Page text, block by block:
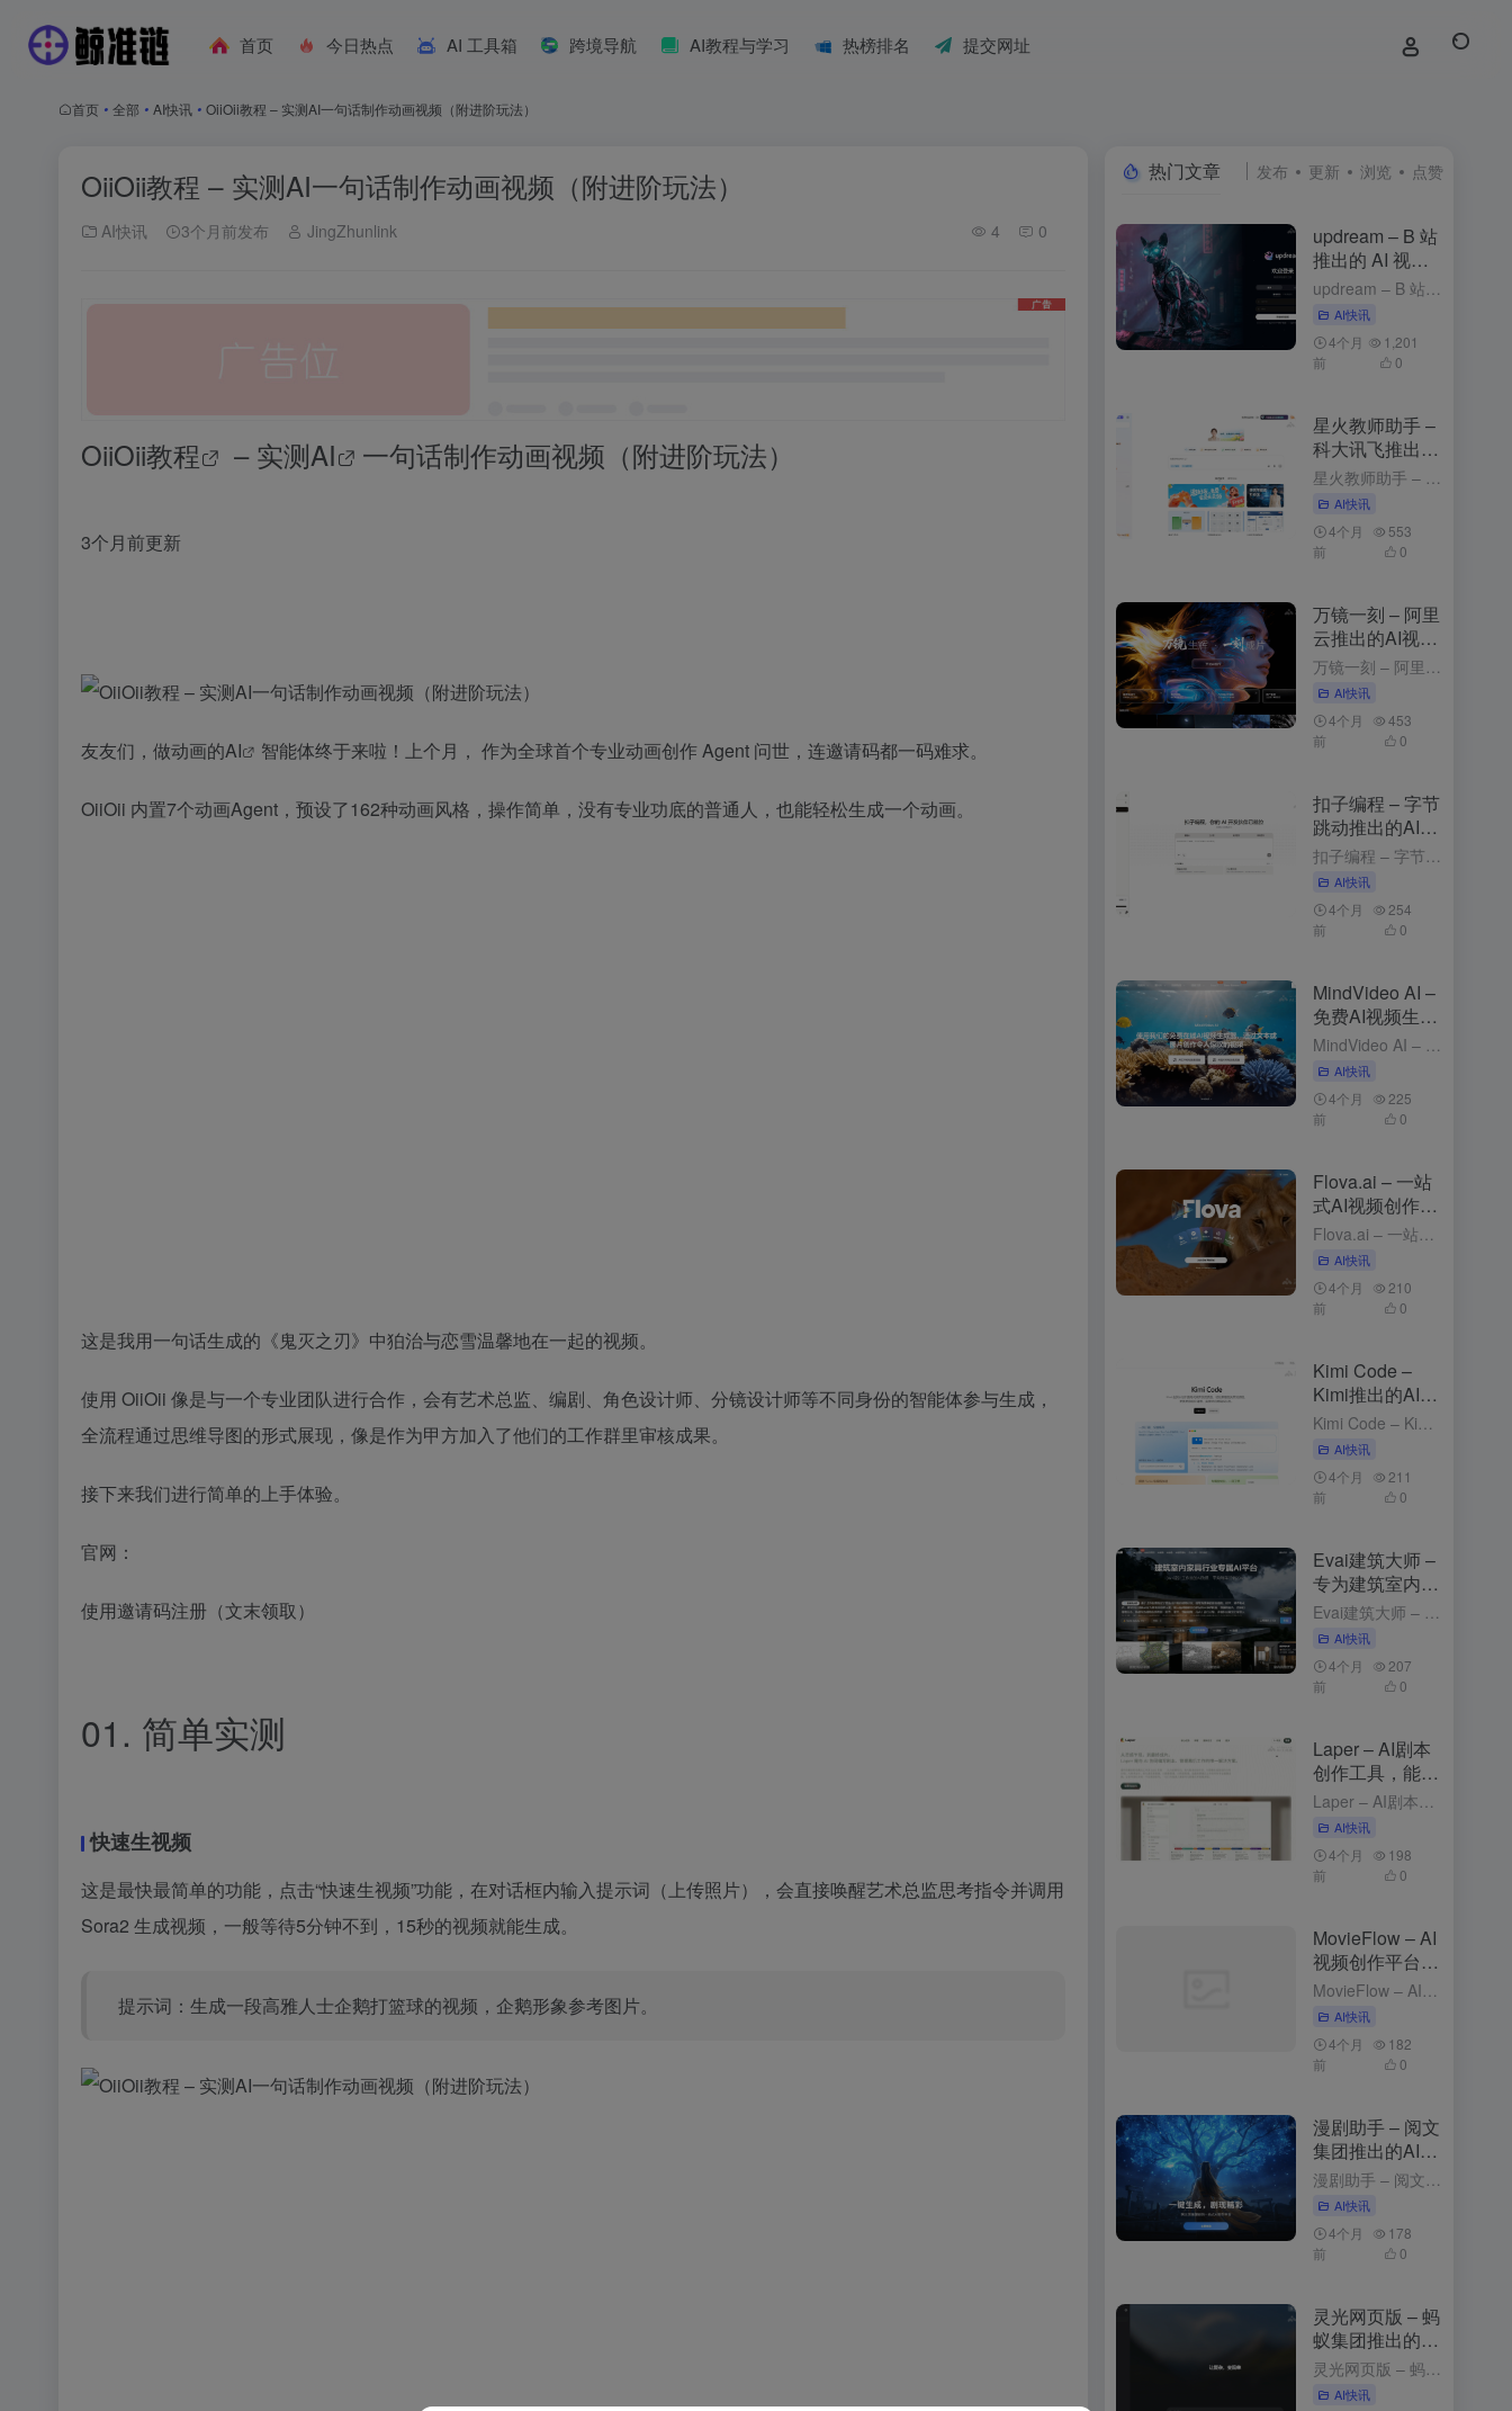
首页 今日热点 AI 工具箱 跨境导航 AI教程与学习 热榜排名 提交网址
首页 • 全部 • AI快讯 • OiiOii教程 – 实测AI一句话制作动画视频（附进阶玩法）
OiiOii教程 – 实测AI一句话制作动画视频（附进阶玩法）
AI快讯 3个月前发布 JingZhunlink 4 0
OiiOii教程 – 实测AI 一句话制作动画视频（附进阶玩法）
3个月前更新
友友们，做动画的AI 智能体终于来啦！上个月， 作为全球首个专业动画创作 Agent 问世，连邀请码都一码难求。
OiiOii 内置7个动画Agent，预设了162种动画风格，操作简单，没有专业功底的普通人，也能轻松生成一个动画。
这是我用一句话生成的《鬼灭之刃》中狛治与恋雪温馨地在一起的视频。
使用 OiiOii 像是与一个专业团队进行合作，会有艺术总监、编剧、角色设计师、分镜设计师等不同身份的智能体参与生成，
全流程通过思维导图的形式展现，像是作为甲方加入了他们的工作群里审核成果。
接下来我们进行简单的上手体验。
官网：
使用邀请码注册（文末领取）
01. 简单实测
快速生视频
这是最快最简单的功能，点击“快速生视频”功能，在对话框内输入提示词（上传照片），会直接唤醒艺术总监思考指令并调用
Sora2 生成视频，一般等待5分钟不到，15秒的视频就能生成。
提示词：生成一段高雅人士企鹅打篮球的视频，企鹅形象参考图片。
热门文章 发布 更新 浏览 点赞
updream – B 站
推出的 AI 视频
创作助手
updream – B 站推出的 AI 视频创作助手 1周前发布 updream是什么 updream是B站官方推出的专业级AI视频创作助手，专为资深UP主打造。核心功能包括AI智能Agent、个性化...
AI快讯
4个月
前
1,201
0
星火教师助手 –
科大讯飞推出的
AI备课工具
星火教师助手 – 科大讯飞推出的AI备课工具 2个月前发布 星火教师助手是什么 星火教师助手是科大讯飞基于星火认知大模型推出的AI备课工具，能简化教师的备课流程，提升教学效率，为教师提供个性化的教学资...
AI快讯
4个月
前
553
0
万镜一刻 – 阿里
云推出的AI视频
创作工具
万镜一刻 – 阿里云推出的AI视频创作工具 4周前发布 万镜一刻是什么 万镜一刻是阿里云推出的，以”万镜生辉·一刻成片”为核心理念，为不同需求的创作者提供从内容解析到故事板生成的一站式解决方案。产品目...
AI快讯
4个月
前
453
0
扣子编程 – 字节
跳动推出的AI应
用开发平台
扣子编程 – 字节跳动推出的AI应用开发平台 3个月前发布 扣子编程是什么 扣子编程是字节跳动推出的，通过自然语言描述需求，快速生成智能体、工作流和网页应用。平台提供开箱即用的云端开发环境，无需安装工...
AI快讯
4个月
前
254
0
MindVideo AI –
免费AI视频生成
工具，支持图、
文生视频
MindVideo AI – 免费AI视频生成工具，支持图、文生视频 4个月前发布 MindVideo AI是什么 MindVideo AI 是先进的免费在线 ，支持和功能。用户只需输入文字描述或上传...
AI快讯
4个月
前
225
0
Flova.ai – 一站
式AI视频创作平
台，对话式创作Flova.ai – 一站式AI视频创作平台，对话式创作 5个月前发布 Flova.ai是什么 Flova.ai 是创新的 ，通过自然对话的方式，将用户的创意转化为完整的视频作品。用户只需输入一个核心...
AI快讯
4个月
前
210
0
Kimi Code –
Kimi推出的AI编
程工具
Kimi Code – Kimi推出的AI编程工具 2个月前发布 Kimi Code是什么 Kimi Code 是 Kimi推出的，可在终端（CLI）、VS Code 、 、JetBrains 和 Z...
AI快讯
4个月
前
211
0
Evai建筑大师 –
专为建筑室内行
业的云端AI创作
平台
Evai建筑大师 – 专为建筑室内行业的云端AI创作平台 2个月前更新 Evai建筑大师是什么 Evai 建筑大师（OpenEvai）是专为建筑师、室内设计师和景观规划师打造的云端 AI 创作平台。通...
AI快讯
4个月
前
207
0
Laper – AI剧本
创作工具，能实
时预测台词与动
作
Laper – AI剧本创作工具，能实时预测台词与动作 3个月前更新 Laper是什么 Laper 是 AI 剧本创作工具，能为编剧提供精细化的创作平台。Laper支持多种剧本类型，如电影长片、短片和...
AI快讯
4个月
前
198
0
MovieFlow – AI
视频创作平台，
文本描述生成完
整视频
MovieFlow – AI视频创作平台，文本描述生成完整视频 3个月前发布 MovieFlow是什么 MovieFlow 是，能将用户的一句话、一个想法或一个完整剧本快速转化为几分钟到上百分钟的影片...
AI快讯
4个月
前
182
0
漫剧助手 – 阅文
集团推出的AI漫
剧创作平台
漫剧助手 – 阅文集团推出的AI漫剧创作平台 3周前发布 漫剧助手是什么 漫剧助手是阅文集团推出的AI漫剧创作平台，专为网文改编漫剧打造的一站式解决方案。平台整合10万+部阅文精品IP资源，支持从小说...
AI快讯
4个月
前
178
0
灵光网页版 – 蚂
蚁集团推出的AI
助手与应用生成
平台
灵光网页版 – 蚂蚁集团推出的AI助手与应用生成平台 3个月前更新 灵光网页版是什么 网页版是智能对话与应用生成平台，以简洁的界面和强大的功能为用户带来高效便捷的体验。用户登录后，可以通过与灵光对话...
AI快讯